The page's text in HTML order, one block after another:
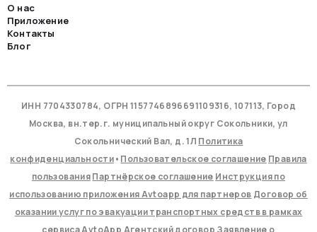
О нас
Приложение
Контакты
Блог
ИНН 7704330784, ОГРН 1157746896691109316, 107113, Город
Москва, вн.тер.г. муниципальный округ Сокольники, ул
Сокольнический Вал, д. 1Л Политика
конфиденциальности• Пользовательское соглашение Правила
пользованияПартнёрское соглашение Инструкция по
использованию приложения Avtoapp для партнеров Договор об
оказании услуг по эвакуации транспортных средств в рамках
сервиса AvtoApp Агентский договор Заявление о